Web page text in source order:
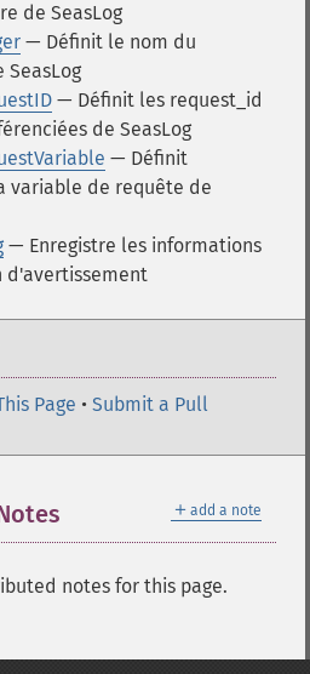
de SeasLog
— Définit le nom du
— Définit les request_id
de SeasLog
— Définit
variable de requête de
— Enregistre les informations
d'avertissement
Page • Submit a Pull
＋ add a note
notes for this page.